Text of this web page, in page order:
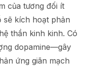
của tương đối ít
sẽ kích hoạt phản
thần kinh kinh. Có
dopamine—gây
ứng giãn mạch